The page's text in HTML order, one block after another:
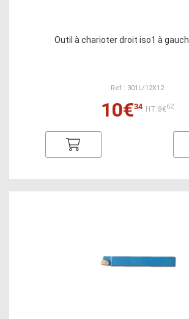
Outil à charioter droit iso1 à
Ref : 301L/12X12
10€34 HT:8€62